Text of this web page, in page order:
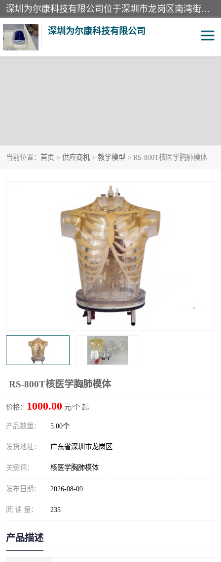
深圳为尔康科技有限公司位于深圳市龙岗区南湾街道。经营范围包括：计算机网络技术开发、技术转让、技术咨询、技术服务；一类医疗器械、通讯设备、机械设备、五金产品、电器产品的销售；二类、三类医疗器械的销售等；主要产品有：无创血压模拟仪、气体检测仪、检测仪、bms1x射线胶片、输液泵分析仪、呼吸机分析仪、心电图机测试仪等产品。
深圳为尔康科技有限公司
当前位置： 首页 > 供应商机 > 教学模型 > RS-800T核医学胸肺模体
RS-800T核医学胸肺模体
价格： 1000.00 元/个 起
产品数量： 5.00个
发货地址： 广东省深圳市龙岗区
关键词： 核医学胸肺模体
发布日期： 2026-08-09
阅 读 量： 235
产品描述
X射线检测仪 声功率计
电气分析仪
输液泵分析仪 X射线分析仪